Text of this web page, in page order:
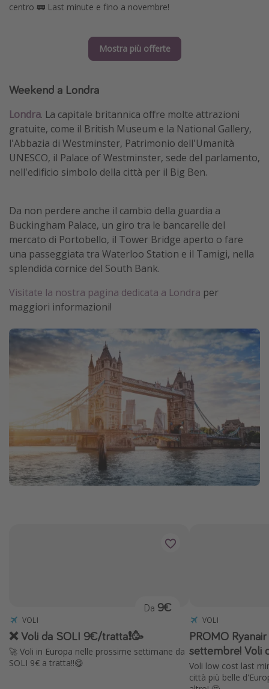
centro 🚃 Last minute e fino a novembre!
Mostra più offerte
Weekend a Londra
Londra. La capitale britannica offre molte attrazioni
gratuite, come il British Museum e la National Gallery,
l'Abbazia di Westminster, Patrimonio dell'Umanità
UNESCO, il Palace of Westminster, sede del parlamento,
nell'edificio simbolo della città per il Big Ben.
Da non perdere anche il cambio della guardia a
Buckingham Palace, un giro tra le bancarelle del
mercato di Portobello, il Tower Bridge aperto o fare
una passeggiata tra Waterloo Station e il Tamigi, nella
splendida cornice del South Bank.
Visitate la nostra pagina dedicata a Londra per
maggiori informazioni!
VOLI
❌ Voli da SOLI 9€/tratta❗️🥳
🚀 Voli in Europa nelle prossime settimane da
SOLI 9€ a tratta!!😋
Da 9€
VOLI
PROMO
settembre! Voli
Voli low cost last
città più belle